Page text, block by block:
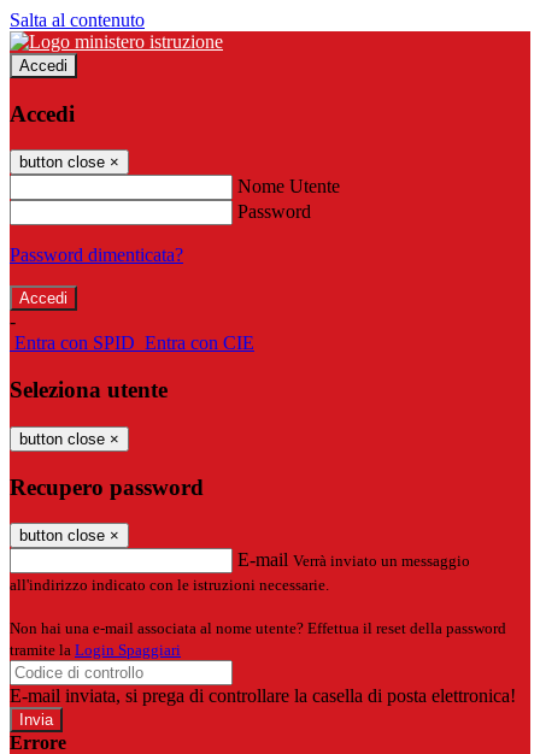
Salta al contenuto
Accedi
Accedi
button close ×
Nome Utente
Password
Password dimenticata?
-
Entra con SPID Entra con CIE
Seleziona utente
button close ×
Recupero password
button close ×
E-mail Verrà inviato un messaggio
all'indirizzo indicato con le istruzioni necessarie.
Non hai una e-mail associata al nome utente? Effettua il reset della password
tramite la Login Spaggiari
E-mail inviata, si prega di controllare la casella di posta elettronica!
Errore